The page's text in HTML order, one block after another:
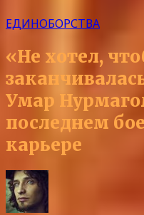
ЕДИНОБОРСТВА
«Не хотел,
Умар
последнем
карьере